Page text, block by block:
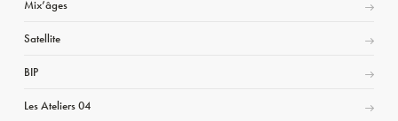
Mix’âges
Satellite
BIP
Les Ateliers 04